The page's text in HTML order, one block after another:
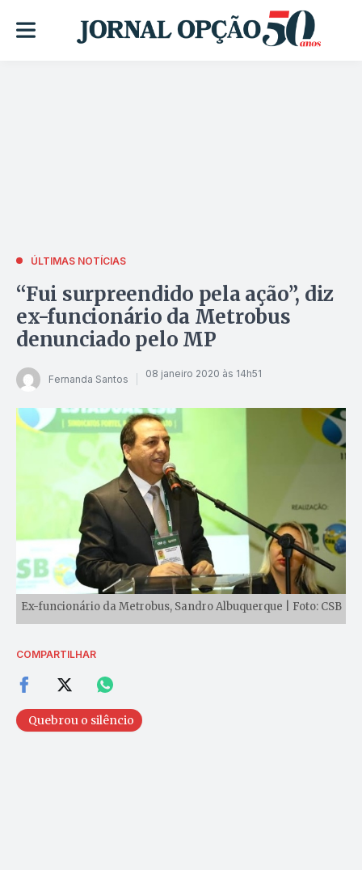
ÚLTIMAS NOTÍCIAS
“Fui surpreendido pela ação”, diz
ex-funcionário da Metrobus
denunciado pelo MP
Fernanda Santos 08 janeiro 2020 às 14h51
Ex-funcionário da Metrobus, Sandro Albuquerque | Foto: CSB
COMPARTILHAR
Quebrou o silêncio